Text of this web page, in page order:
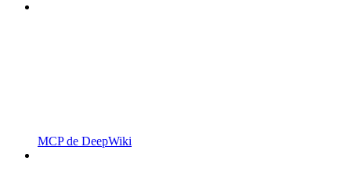
MCP de DeepWiki